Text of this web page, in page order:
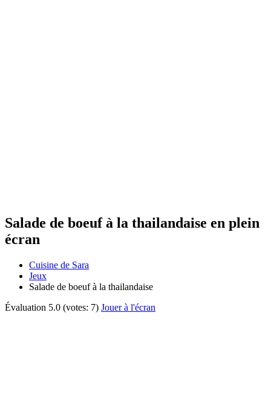
Salade de boeuf à la thailandaise en plein
écran
Cuisine de Sara
Jeux
Salade de boeuf à la thailandaise
Évaluation 5.0 (votes: 7) Jouer à l'écran